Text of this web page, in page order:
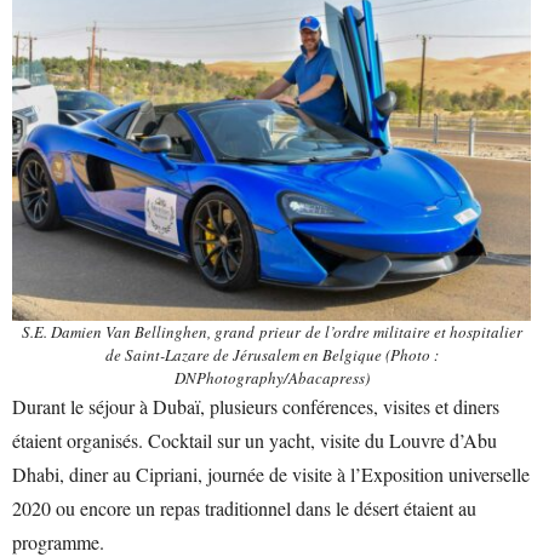
S.E. Damien Van Bellinghen, grand prieur de l’ordre militaire et hospitalier
de Saint-Lazare de Jérusalem en Belgique(Photo :
DNPhotography/Abacapress)
Durant le séjour à Dubaï, plusieurs conférences, visites et diners
étaient organisés. Cocktail sur un yacht, visite du Louvre d’Abu
Dhabi, diner au Cipriani, journée de visite à l’Exposition universelle
2020 ou encore un repas traditionnel dans le désert étaient au
programme.